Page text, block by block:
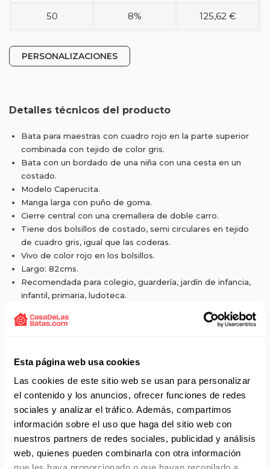
Esta página web usa cookies
Las cookies de este sitio web se usan para personalizar
el contenido y los anuncios, ofrecer funciones de redes
sociales y analizar el tráfico. Además, compartimos
información sobre el uso que haga del sitio web con
nuestros partners de redes sociales, publicidad y análisis
web, quienes pueden combinarla con otra información
50 8% 125,62 €
PERSONALIZACIONES
Detalles técnicos del producto
Bata para maestras con cuadro rojo en la parte superior
combinada con tejido de color gris.
Bata con un bordado de una niña con una cesta en un
costado.
Modelo Caperucita.
Manga larga con puño de goma.
Cierre central con una cremallera de doble carro.
Tiene dos bolsillos de costado, semi circulares en tejido
de cuadro gris, igual que las coderas.
Vivo de color rojo en los bolsillos.
Largo: 82cms.
Recomendada para colegio, guardería, jardín de infancia,
infantil, primaria, ludoteca.
Referencia 8892-962.
Solicita presupuesto:EMAIL
Envío gratis a partir de 75 €+IVA (90 € IVA incl.)
Aprovecha el envío gratuito en toda España excepto